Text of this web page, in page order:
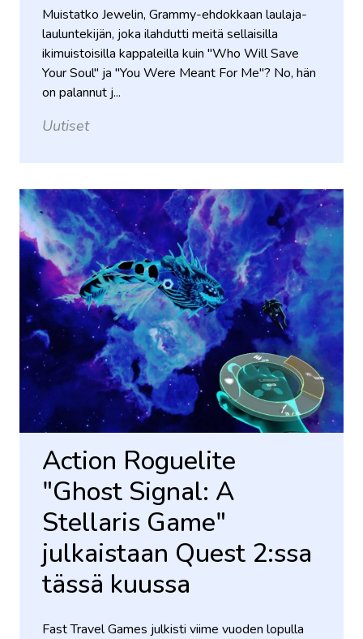
Muistatko Jewelin, Grammy-ehdokkaan laulaja-
lauluntekijän, joka ilahdutti meitä sellaisilla
ikimuistoisilla kappaleilla kuin "Who Will Save
Your Soul" ja "You Were Meant For Me"? No, hän
on palannut j...
Uutiset
Action Roguelite
"Ghost Signal: A
Stellaris Game"
julkaistaan ​​Quest 2:ssa
tässä kuussa
Fast Travel Games julkisti viime vuoden lopulla